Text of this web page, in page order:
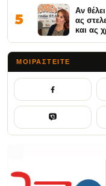
5
Αν
ας
και ας
ΜΟΙΡΑΣΤΕΊΤΕ